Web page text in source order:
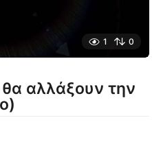
1 0
αλλάξουν την